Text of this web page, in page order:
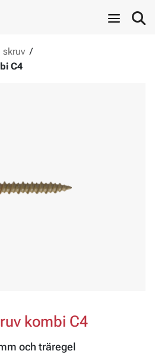
skruv /
C4
kombi C4
och träregel